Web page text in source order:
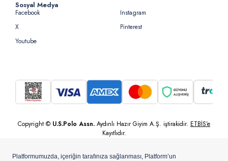
Sosyal Medya
Facebook
Instagram
X
Pinterest
Youtube
Copyright © U.S.Polo Assn. Aydınlı Hazır Giyim A.Ş. iştirakidir. ETBİS’e
Kayıtlıdır.